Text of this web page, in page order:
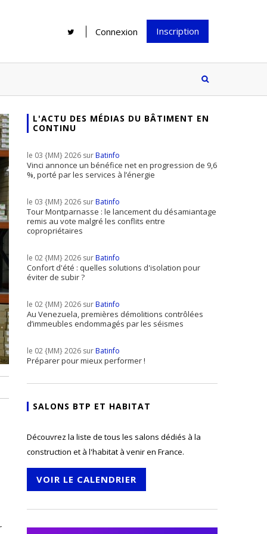
Connexion Inscription
idée mais...
Le print sous toutes ses formes a-t-
il encore sa place dans un monde
Rénover une salle de bains : gagner
supports
inscrire
à notre
?
L'ACTU DES MÉDIAS DU BÂTIMENT EN
CONTINU
le 03 {MM} 2026 surBatinfo
Vinci annonce un bénéfice net en progression de 9,6
%, porté par les services à l’énergie
le 03 {MM} 2026 surBatinfo
Tour Montparnasse : le lancement du désamiantage
remis au vote malgré les conflits entre
copropriétaires
le 02 {MM} 2026 surBatinfo
Confort d'été : quelles solutions d'isolation pour
éviter de subir ?
le 02 {MM} 2026 surBatinfo
Au Venezuela, premières démolitions contrôlées
d’immeubles endommagés par les séismes
le 02 {MM} 2026 surBatinfo
Préparer pour mieux performer !
SALONS BTP ET HABITAT
Découvrez la liste de tous les salons dédiés à la
construction et à l'habitat à venir en France.
VOIR LE CALENDRIER